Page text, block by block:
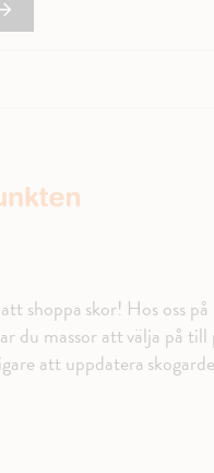
shoppa skor! Hos oss på
du massor att välja på till
att uppdatera